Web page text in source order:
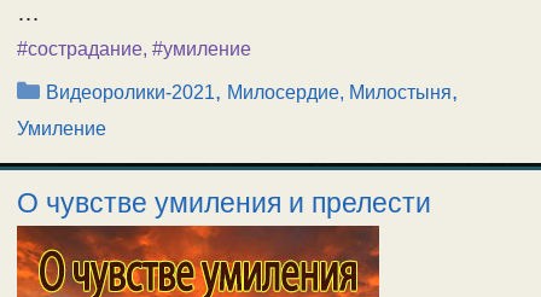
…
#сострадание, #умиление
Рубрики
Видеоролики-2021, Милосердие, Милостыня,
Умиление
О чувстве умиления и прелести